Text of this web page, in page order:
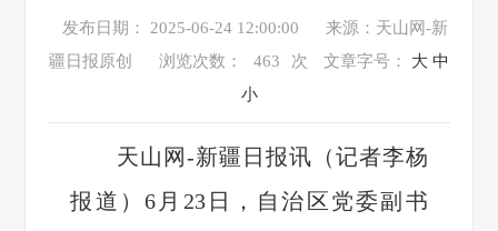
发布日期： 2025-06-24 12:00:00
来源：天山网-新
疆日报原创
浏览次数： 463 次 文章字号： 大 中
小
天山网-新疆日报讯（记者李杨
报道）6月23日，自治区党委副书